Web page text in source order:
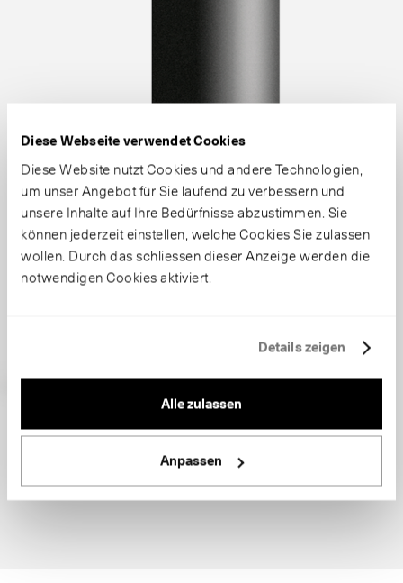
Diese Webseite verwendet Cookies
Diese Website nutzt Cookies und andere Technologien,
um unser Angebot für Sie laufend zu verbessern und
unsere Inhalte auf Ihre Bedürfnisse abzustimmen. Sie
können jederzeit einstellen, welche Cookies Sie zulassen
wollen. Durch das schliessen dieser Anzeige werden die
notwendigen Cookies aktiviert.
Details zeigen
Alle zulassen
Anpassen